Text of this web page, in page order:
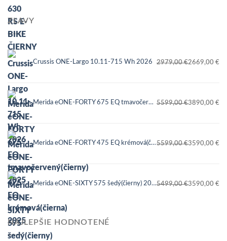
ZĽAVY
Crussis ONE-Largo 10.11-715 Wh 2026 2979,00€
Pôvodná
cena
bola:
2979,00 €.
2669,00 €
Aktuálna
cena
je:
2669,00 €.
Merida eONE-FORTY 675 EQ tmavočervený(čierny) 2025 5599,00€
Pôvodná
cena
bola:
5599,00 €.
3890,00 €
Aktuálna
cena
je:
3890,00 €.
Merida eONE-FORTY 475 EQ krémová(čierna) 20255599,00€
Pôvodná
cena
bola:
5599,00 €.
3590,00 €
Aktuálna
cena
je:
3590,00 €.
Merida eONE-SIXTY 575 šedý(čierny) 20255499,00€
Pôvodná
cena
bola:
5499,00 €.
3590,00 €
Aktuálna
cena
je:
3590,00 €.
NAJLEPŠIE HODNOTENÉ